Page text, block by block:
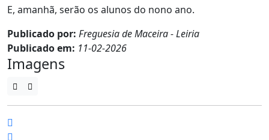
E, amanhã, serão os alunos do nono ano.
Publicado por: Freguesia de Maceira - Leiria
Publicado em: 11-02-2026
Imagens